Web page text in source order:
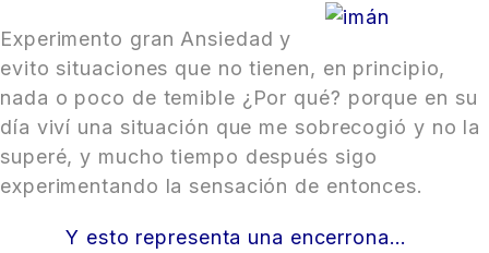
Experimento gran Ansiedad y
evito situaciones que no tienen, en principio,
nada o poco de temible ¿Por qué? porque en su
día viví una situación que me sobrecogió y no la
superé, y mucho tiempo después sigo
experimentando la sensación de entonces.
Y esto representa una encerrona…